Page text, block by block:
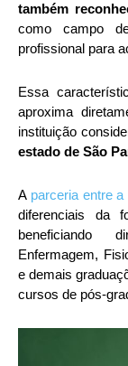
também
como campo
profissional para
Essa
aproxima
instituição
estado de São
A parceria entre
diferenciais da
beneficiando
Enfermagem,
e demais
cursos de pós-